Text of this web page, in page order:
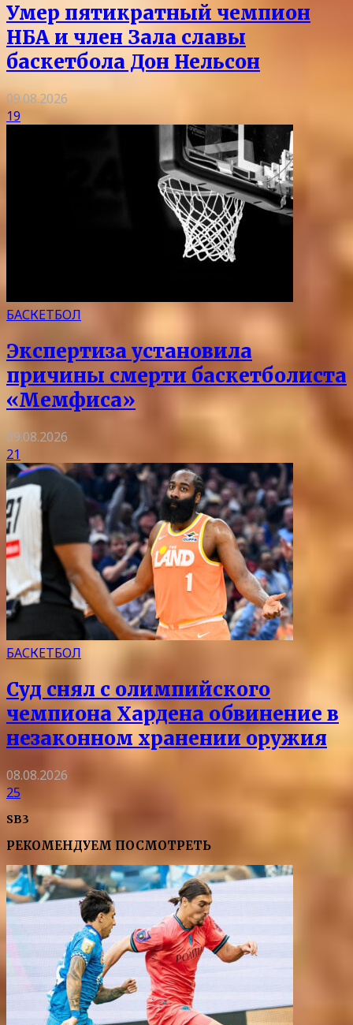
Умер пятикратный чемпион
НБА и член Зала славы
баскетбола Дон Нельсон
09.08.2026
19
БАСКЕТБОЛ
Экспертиза установила
причины смерти баскетболиста
«Мемфиса»
09.08.2026
21
БАСКЕТБОЛ
Суд снял с олимпийского
чемпиона Хардена обвинение в
незаконном хранении оружия
08.08.2026
25
SB3
РЕКОМЕНДУЕМ ПОСМОТРЕТЬ